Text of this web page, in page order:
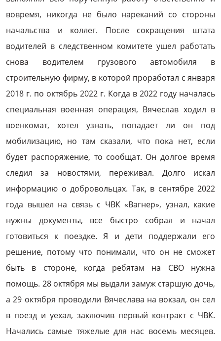
вовремя, никогда не было нареканий со стороны
начальства и коллег. После сокращения штата
водителей в следственном комитете ушел работать
снова водителем грузового автомобиля в
строительную фирму, в которой проработал с января
2018 г. по октябрь 2022 г. Когда в 2022 году началась
специальная военная операция, Вячеслав ходил в
военкомат, хотел узнать, попадает ли он под
мобилизацию, но там сказали, что пока нет, если
будет распоряжение, то сообщат. Он долгое время
следил за новостями, переживал. Долго искал
информацию о добровольцах. Так, в сентябре 2022
года вышел на связь с ЧВК «Вагнер», узнал, какие
нужны документы, все быстро собрал и начал
готовиться к поездке. Я и дети поддержали его
решение, потому что понимали, что он не сможет
быть в стороне, когда ребятам на СВО нужна
помощь. 28 октября мы выдали замуж старшую дочь,
а 29 октября проводили Вячеслава на вокзал, он сел
в поезд и уехал, заключив первый контракт с ЧВК.
Начались самые тяжелые для нас восемь месяцев.